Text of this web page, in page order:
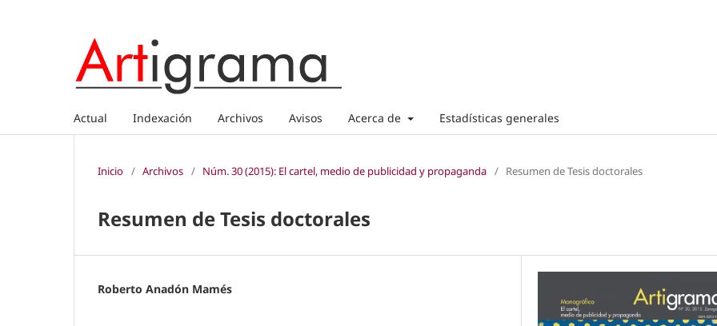
Actual Indexación Archivos Avisos Acerca de Estadísticas generales
Inicio / Archivos / Núm. 30 (2015): El cartel, medio de publicidad y propaganda / Resumen de Tesis doctorales
Resumen de Tesis doctorales
Roberto Anadón Mamés